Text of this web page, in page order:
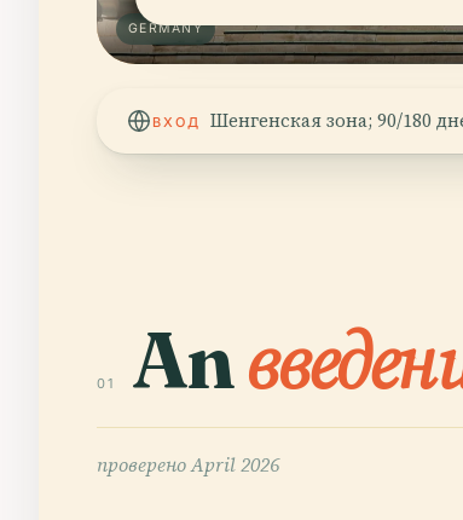
GERMANY
ВХОД Шенгенская зона; 90/180
01 An
провереноApril 2026